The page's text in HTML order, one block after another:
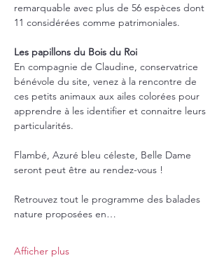
remarquable avec plus de 56 espèces dont
11 considérées comme patrimoniales.
Les papillons du Bois du Roi
En compagnie de Claudine, conservatrice
bénévole du site, venez à la rencontre de
ces petits animaux aux ailes colorées pour
apprendre à les identifier et connaitre leurs
particularités.
Flambé, Azuré bleu céleste, Belle Dame
seront peut être au rendez-vous !
Retrouvez tout le programme des balades
nature proposées en…
Afficher plus